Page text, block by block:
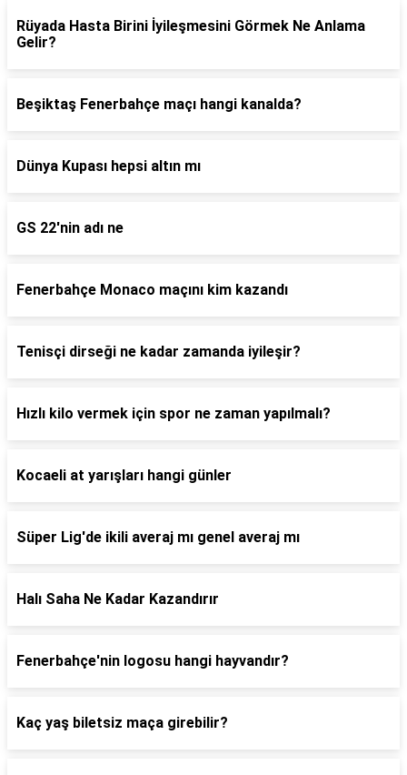
Rüyada Hasta Birini İyileşmesini Görmek Ne Anlama
Gelir?
Beşiktaş Fenerbahçe maçı hangi kanalda?
Dünya Kupası hepsi altın mı
GS 22'nin adı ne
Fenerbahçe Monaco maçını kim kazandı
Tenisçi dirseği ne kadar zamanda iyileşir?
Hızlı kilo vermek için spor ne zaman yapılmalı?
Kocaeli at yarışları hangi günler
Süper Lig'de ikili averaj mı genel averaj mı
Halı Saha Ne Kadar Kazandırır
Fenerbahçe'nin logosu hangi hayvandır?
Kaç yaş biletsiz maça girebilir?